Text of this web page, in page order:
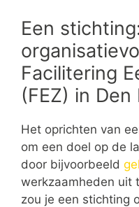
Een
Facilitering
(FEZ) in Den
Het oprichten van
om een doel op de
door bijvoorbeeld
werkzaamheden uit
zou je een stichting